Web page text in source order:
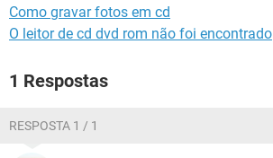
Como gravar fotos em cd
O leitor de cd dvd rom não foi encontrado
1 Respostas
RESPOSTA 1 / 1